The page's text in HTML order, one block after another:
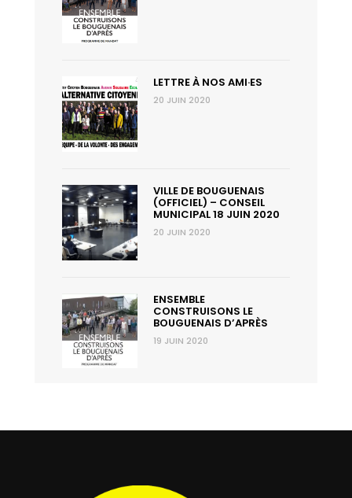
LETTRE À NOS AMI·ES
20 JUIN 2020
VILLE DE BOUGUENAIS
(OFFICIEL) – CONSEIL
MUNICIPAL 18 JUIN 2020
20 JUIN 2020
ENSEMBLE
CONSTRUISONS LE
BOUGUENAIS D’APRÈS
19 JUIN 2020